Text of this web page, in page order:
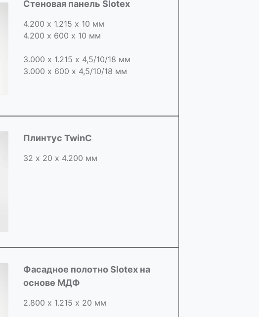
Стеновая панель Slotex
4.200 х 1.215 х 10 мм
4.200 х 600 х 10 мм
3.000 х 1.215 х 4,5/10/18 мм
3.000 х 600 х 4,5/10/18 мм
Плинтус TwinC
32 х 20 х 4.200 мм
Фасадное полотно Slotex на
основе МДФ
2.800 х 1.215 х 20 мм